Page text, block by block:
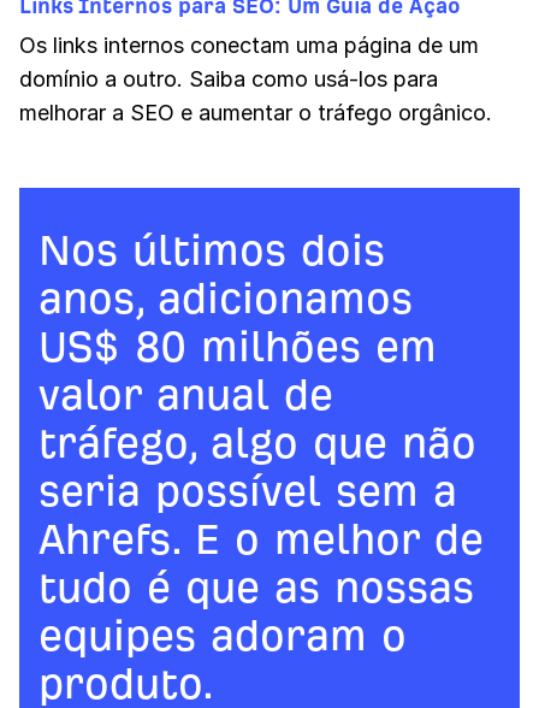
Links Internos para SEO: Um Guia de Ação
Os links internos conectam uma página de um
domínio a outro. Saiba como usá-los para
melhorar a SEO e aumentar o tráfego orgânico.
Nos últimos dois
anos, adicionamos
US$ 80 milhões em
valor anual de
tráfego, algo que não
seria possível sem a
Ahrefs. E o melhor de
tudo é que as nossas
equipes adoram o
produto.